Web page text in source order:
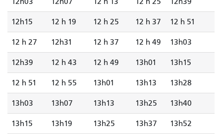
12h15 12 h 19 12 h 25 12 h 37 12 h 51
12 h 27 12h31 12 h 37 12 h 49 13h03
12h39 12 h 43 12 h 49 13h01 13h15
12 h 51 12 h 55 13h01 13h13 13h28
13h03 13h07 13h13 13h25 13h40
13h15 13h19 13h25 13h37 13h52